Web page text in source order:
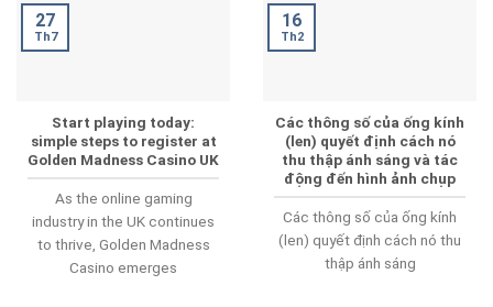
Start playing today:
simple steps to register at
Golden Madness Casino UK
As the online gaming
industry in the UK continues
to thrive, Golden Madness
Casino emerges
27
Th7
Các thông số của ống kính
(len) quyết định cách nó
thu thập ánh sáng và tác
động đến hình ảnh chụp
Các thông số của ống kính
(len) quyết định cách nó thu
thập ánh sáng
16
Th2